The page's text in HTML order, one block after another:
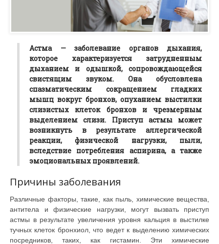
Астма — заболевание органов дыхания,
которое характеризуется затрудненным
дыханием и одышкой, сопровождающейся
свистящим звуком. Она обусловлена
спазматическим сокращением гладких
мышц вокруг бронхов, опуханием выстилки
слизистых клеток бронхов и чрезмерным
выделением слизи. Приступ астмы может
возникнуть в результате аллергической
реакции, физической нагрузки, пыли,
вследствие потребления аспирина, а также
эмоциональных проявлений.
Причины заболевания
Различные факторы, такие, как пыль, химические вещества,
антитела и физические нагрузки, могут вызвать приступ
астмы в результате увеличения уровня кальция в выстилке
тучных клеток бронхиол, что ведет к выделению химических
посредников, таких, как гистамин. Эти химические